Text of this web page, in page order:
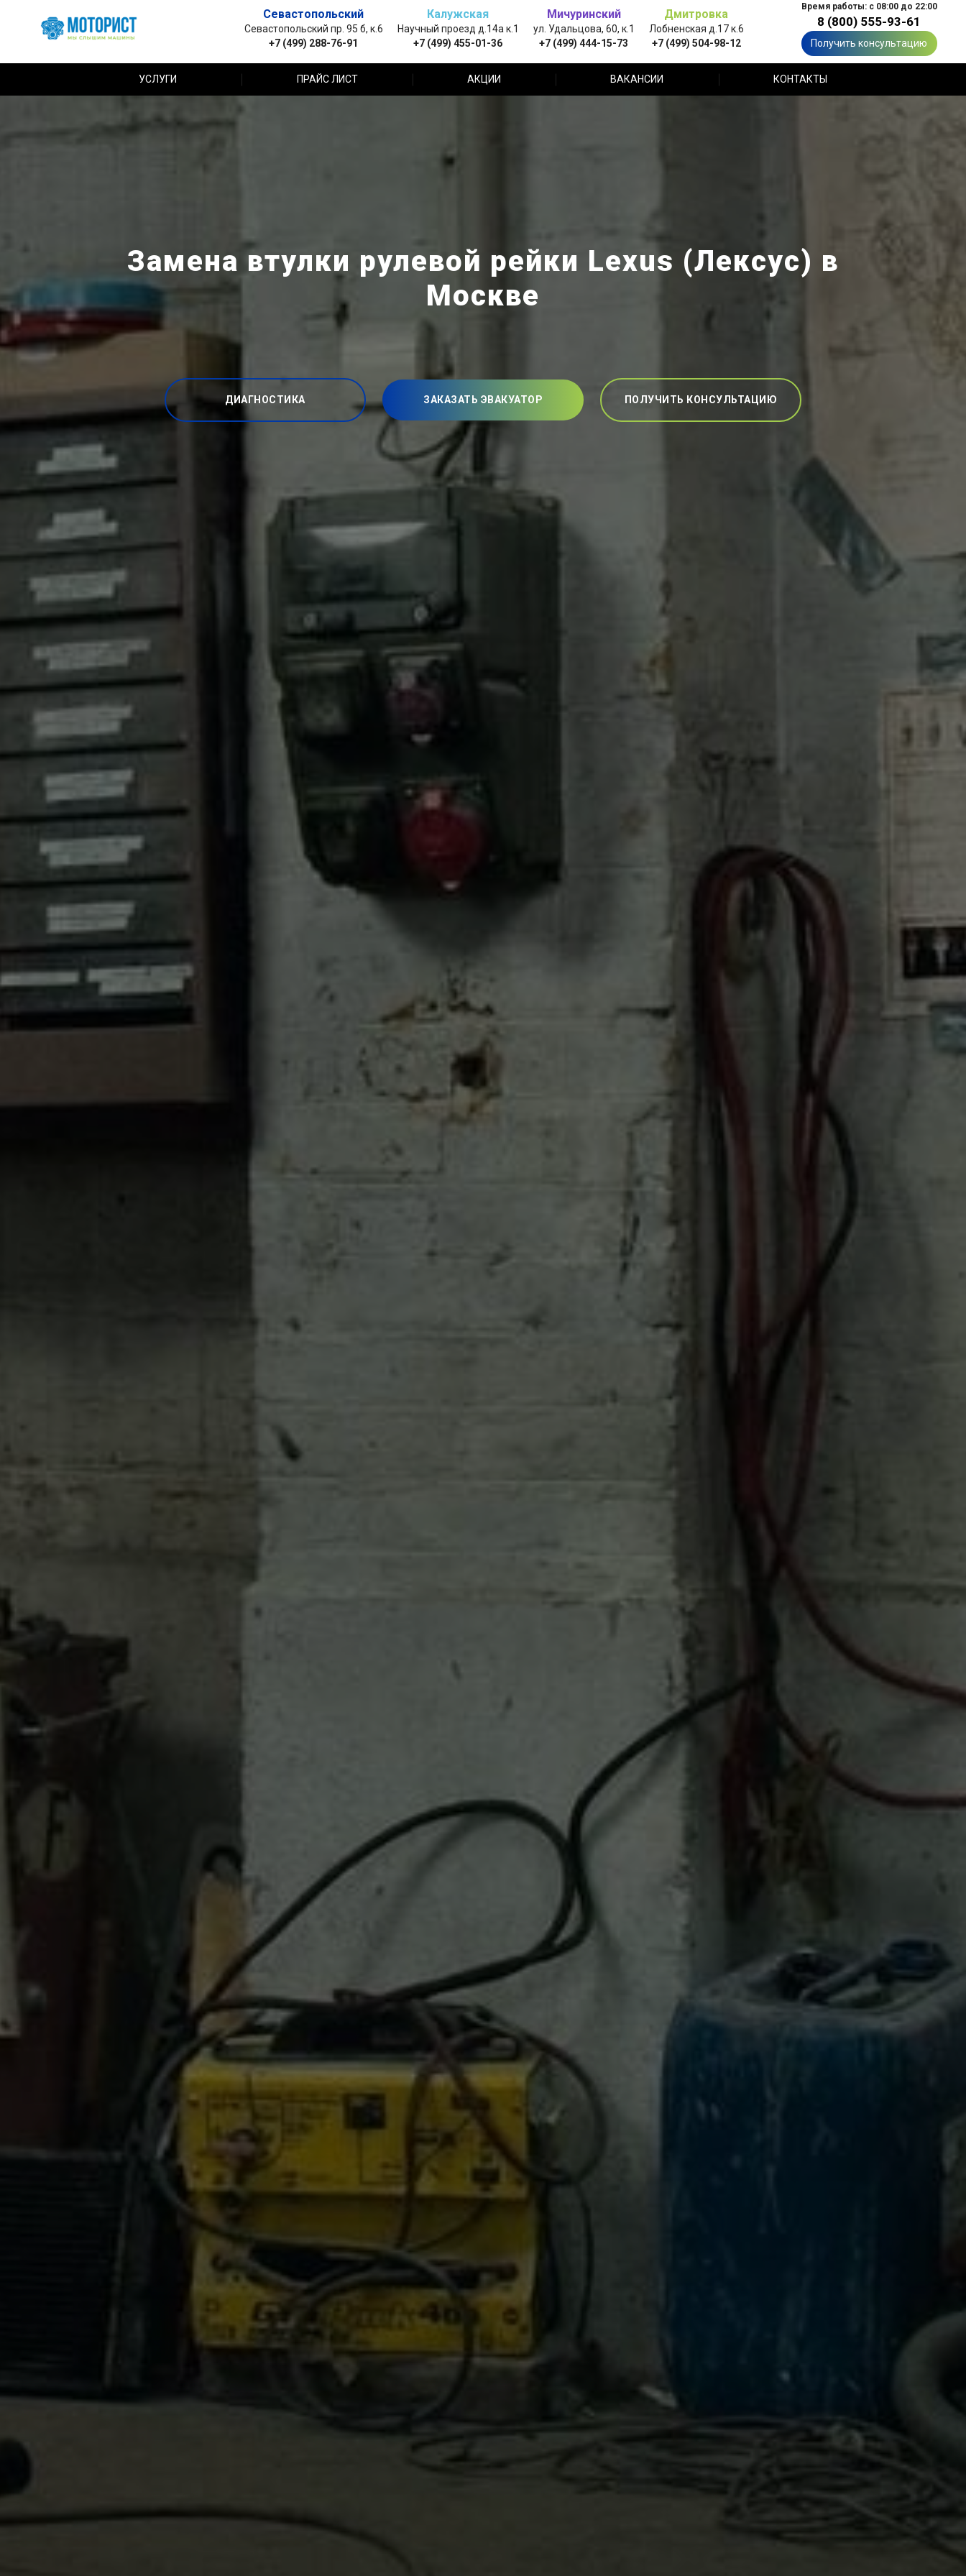
Севастопольский
Севастопольский пр. 95 б, к.6
+7 (499) 288-76-91
Калужская
Научный проезд д.14а к.1
+7 (499) 455-01-36
Мичуринский
ул. Удальцова, 60, к.1
+7 (499) 444-15-73
Дмитровка
Лобненская д.17 к.6
+7 (499) 504-98-12
Время работы: с 08:00 до 22:00
8 (800) 555-93-61
Получить консультацию
УСЛУГИ ПРАЙС ЛИСТ АКЦИИ ВАКАНСИИ КОНТАКТЫ
Замена втулки рулевой рейки Lexus (Лексус) в
Москве
ДИАГНОСТИКА ЗАКАЗАТЬ ЭВАКУАТОР ПОЛУЧИТЬ КОНСУЛЬТАЦИЮ